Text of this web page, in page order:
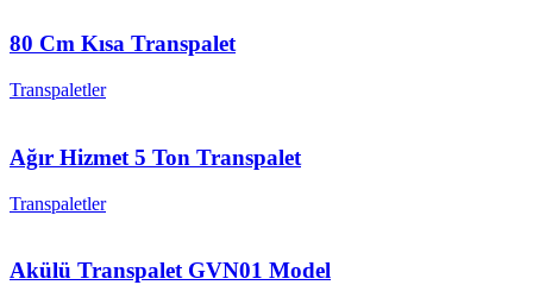
80 Cm Kısa Transpalet
Transpaletler
Ağır Hizmet 5 Ton Transpalet
Transpaletler
Akülü Transpalet GVN01 Model